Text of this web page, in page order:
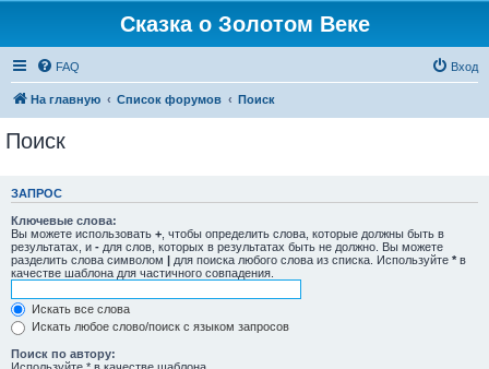
Сказка о Золотом Веке
FAQ Вход
На главную Список форумов Поиск
Поиск
ЗАПРОС
Ключевые слова:
Вы можете использовать + , чтобы определить слова, которые должны быть в
результатах, и - для слов, которых в результатах быть не должно. Вы можете
разделить слова символом | для поиска любого слова из списка. Используйте * в
качестве шаблона для частичного совпадения.
Искать все слова
Искать любое слово/поиск с языком запросов
Поиск по автору: